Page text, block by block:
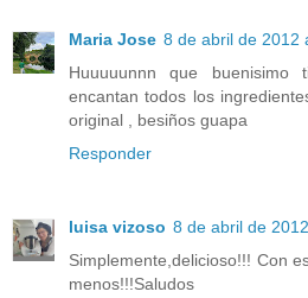
Maria Jose 8 de abril de 2012
Huuuuunnn que
encantan todos los
original , besiños guapa
Responder
luisa vizoso 8 de abril de
Simplemente,delicioso!!! Con
menos!!!Saludos